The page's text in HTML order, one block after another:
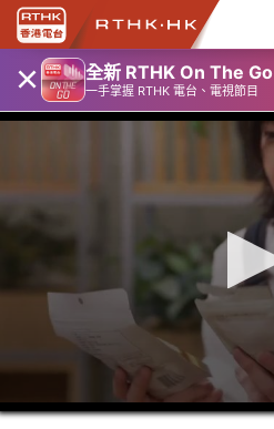
× 全新 RTHK On The Go
一手掌握 RTHK 電台、電視節目
0
seconds